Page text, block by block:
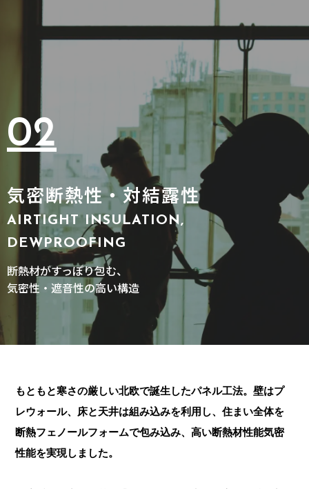
02
気密断熱性・対結露性
AIRTIGHT INSULATION,
DEWPROOFING
断熱材がすっぽり包む、
気密性・遮音性の高い構造
もともと寒さの厳しい北欧で誕生したパネル工法。壁はプ
レウォール、床と天井は組み込みを利用し、住まい全体を
断熱フェノールフォームで包み込み、高い断熱材性能気密
性能を実現しました。